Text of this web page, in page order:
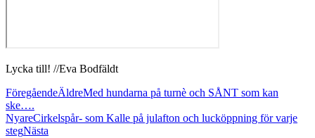
Lycka till! //Eva Bodfäldt
FöregåendeÄldreMed hundarna på turnè och SÅNT som kan
ske….
NyareCirkelspår- som Kalle på julafton och lucköppning för varje
stegNästa